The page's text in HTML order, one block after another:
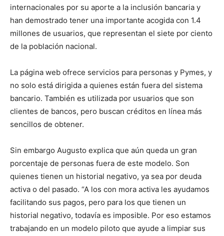
internacionales por su aporte a la inclusión bancaria y
han demostrado tener una importante acogida con 1.4
millones de usuarios, que representan el siete por ciento
de la población nacional.
La página web ofrece servicios para personas y Pymes, y
no solo está dirigida a quienes están fuera del sistema
bancario. También es utilizada por usuarios que son
clientes de bancos, pero buscan créditos en línea más
sencillos de obtener.
Sin embargo Augusto explica que aún queda un gran
porcentaje de personas fuera de este modelo. Son
quienes tienen un historial negativo, ya sea por deuda
activa o del pasado. “A los con mora activa les ayudamos
facilitando sus pagos, pero para los que tienen un
historial negativo, todavía es imposible. Por eso estamos
trabajando en un modelo piloto que ayude a limpiar sus